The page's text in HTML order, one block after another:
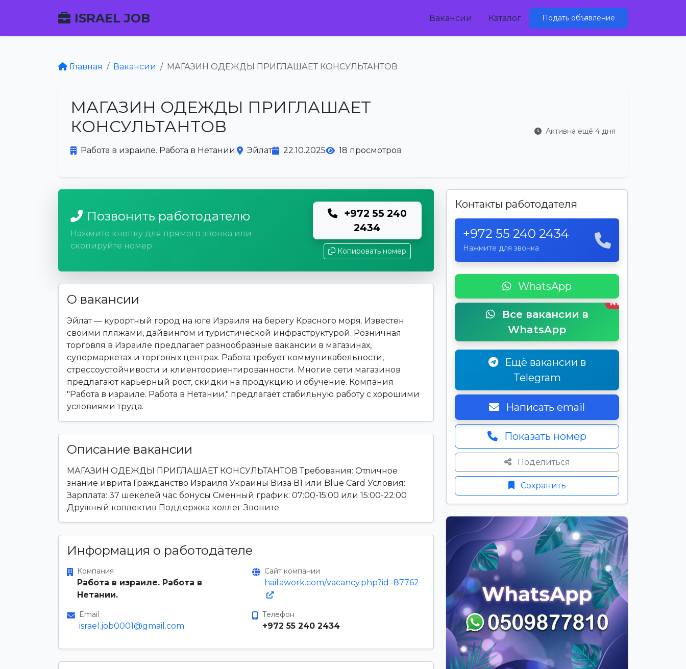
ISRAEL JOB Вакансии Каталог Подать объявление
Главная Вакансии МАГАЗИН ОДЕЖДЫ ПРИГЛАШАЕТ КОНСУЛЬТАНТОВ
МАГАЗИН ОДЕЖДЫ ПРИГЛАШАЕТ
КОНСУЛЬТАНТОВ
Работа в израиле. Работа в Нетании. Эйлат 22.10.2025 18 просмотров
Активна ещё 4 дня
Позвонить работодателю
Нажмите кнопку для прямого звонка или
скопируйте номер
+972 55 240
2434
Копировать номер
О вакансии
Эйлат — курортный город на юге Израиля на берегу Красного моря. Известен
своими пляжами, дайвингом и туристической инфраструктурой. Розничная
торговля в Израиле предлагает разнообразные вакансии в магазинах,
супермаркетах и торговых центрах. Работа требует коммуникабельности,
стрессоустойчивости и клиентоориентированности. Многие сети магазинов
предлагают карьерный рост, скидки на продукцию и обучение. Компания
"Работа в израиле. Работа в Нетании." предлагает стабильную работу с хорошими
условиями труда.
Описание вакансии
МАГАЗИН ОДЕЖДЫ ПРИГЛАШАЕТ КОНСУЛЬТАНТОВ Требования: Отличное
знание иврита Гражданство Израиля Украины Виза B1 или Blue Card Условия:
Зарплата: 37 шекелей час бонусы Сменный график: 07:00-15:00 или 15:00-22:00
Дружный коллектив Поддержка коллег Звоните
Информация о работодателе
Компания
Работа в израиле. Работа в
Нетании.
Сайт компании
haifawork.com/vacancy.php?id=87762
Email
israel.job0001@gmail.com
Телефон
+972 55 240 2434
Контакты работодателя
+972 55 240 2434
Нажмите для звонка
WhatsApp
Все вакансии в
WhatsApp
New
Ещё вакансии в
Telegram
Написать email
Показать номер
Поделиться
Сохранить